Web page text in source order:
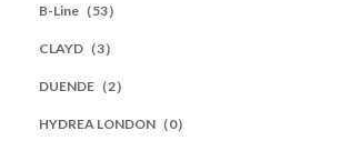
B-Line（53）
CLAYD（3）
DUENDE（2）
HYDREA LONDON（0）